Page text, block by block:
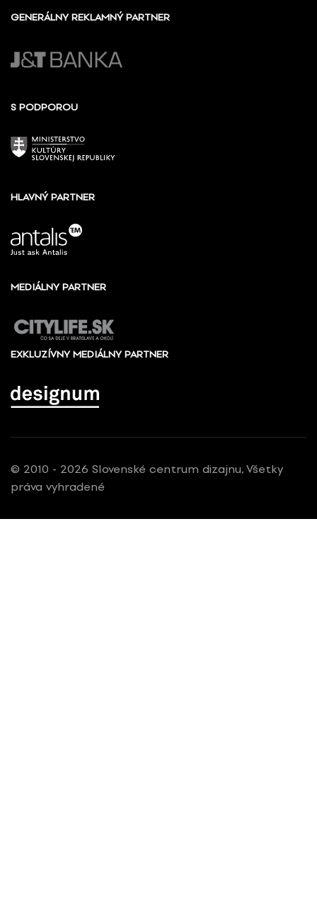
GENERÁLNY REKLAMNÝ PARTNER
S PODPOROU
HLAVNÝ PARTNER
MEDIÁLNY PARTNER
EXKLUZÍVNY MEDIÁLNY PARTNER
© 2010 - 2026 Slovenské centrum dizajnu, Všetky
práva vyhradené